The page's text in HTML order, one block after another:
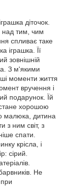
діточок.
над тим, чим
спливає таке
іграшка. Її
зовнішній
З м'якими
моменти життя
вручення і
подарунок. Їй
хорошою
малюка, дитина
з ним світ, з
спати.
крісла, і
сірий.
Не